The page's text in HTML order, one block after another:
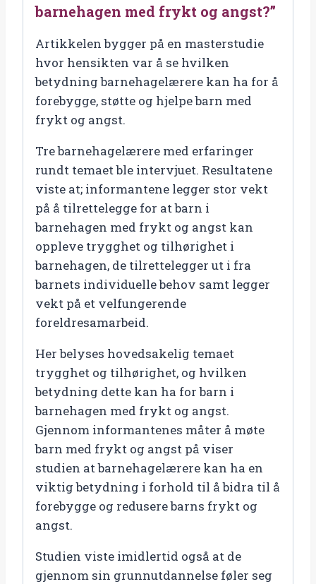
med
frykt
og
angst?”
antal
barnehagen med frykt og angst?”
Artikkelen bygger på en masterstudie
hvor hensikten var å se hvilken
betydning barnehagelærere kan ha for å
forebygge, støtte og hjelpe barn med
frykt og angst.
Tre barnehagelærere med erfaringer
rundt temaet ble intervjuet. Resultatene
viste at; informantene legger stor vekt
på å tilrettelegge for at barn i
barnehagen med frykt og angst kan
oppleve trygghet og tilhørighet i
barnehagen, de tilrettelegger ut i fra
barnets individuelle behov samt legger
vekt på et velfungerende
foreldresamarbeid.
Her belyses hovedsakelig temaet
trygghet og tilhørighet, og hvilken
betydning dette kan ha for barn i
barnehagen med frykt og angst.
Gjennom informantenes måter å møte
barn med frykt og angst på viser
studien at barnehagelærere kan ha en
viktig betydning i forhold til å bidra til å
forebygge og redusere barns frykt og
angst.
Studien viste imidlertid også at de
gjennom sin grunnutdannelse føler seg